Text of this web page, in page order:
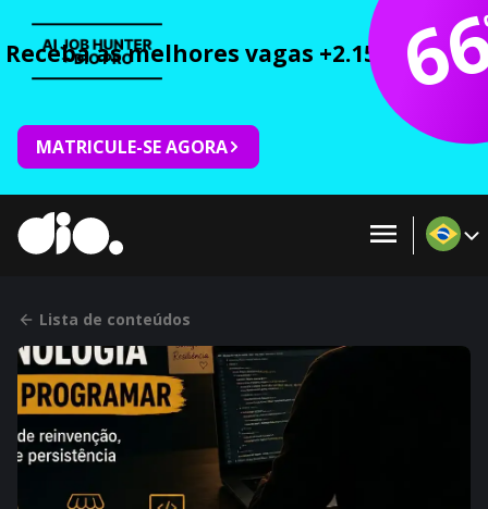
Receba as melhores vagas +2.150 cursos
MATRICULE-SE AGORA
Lista de conteúdos